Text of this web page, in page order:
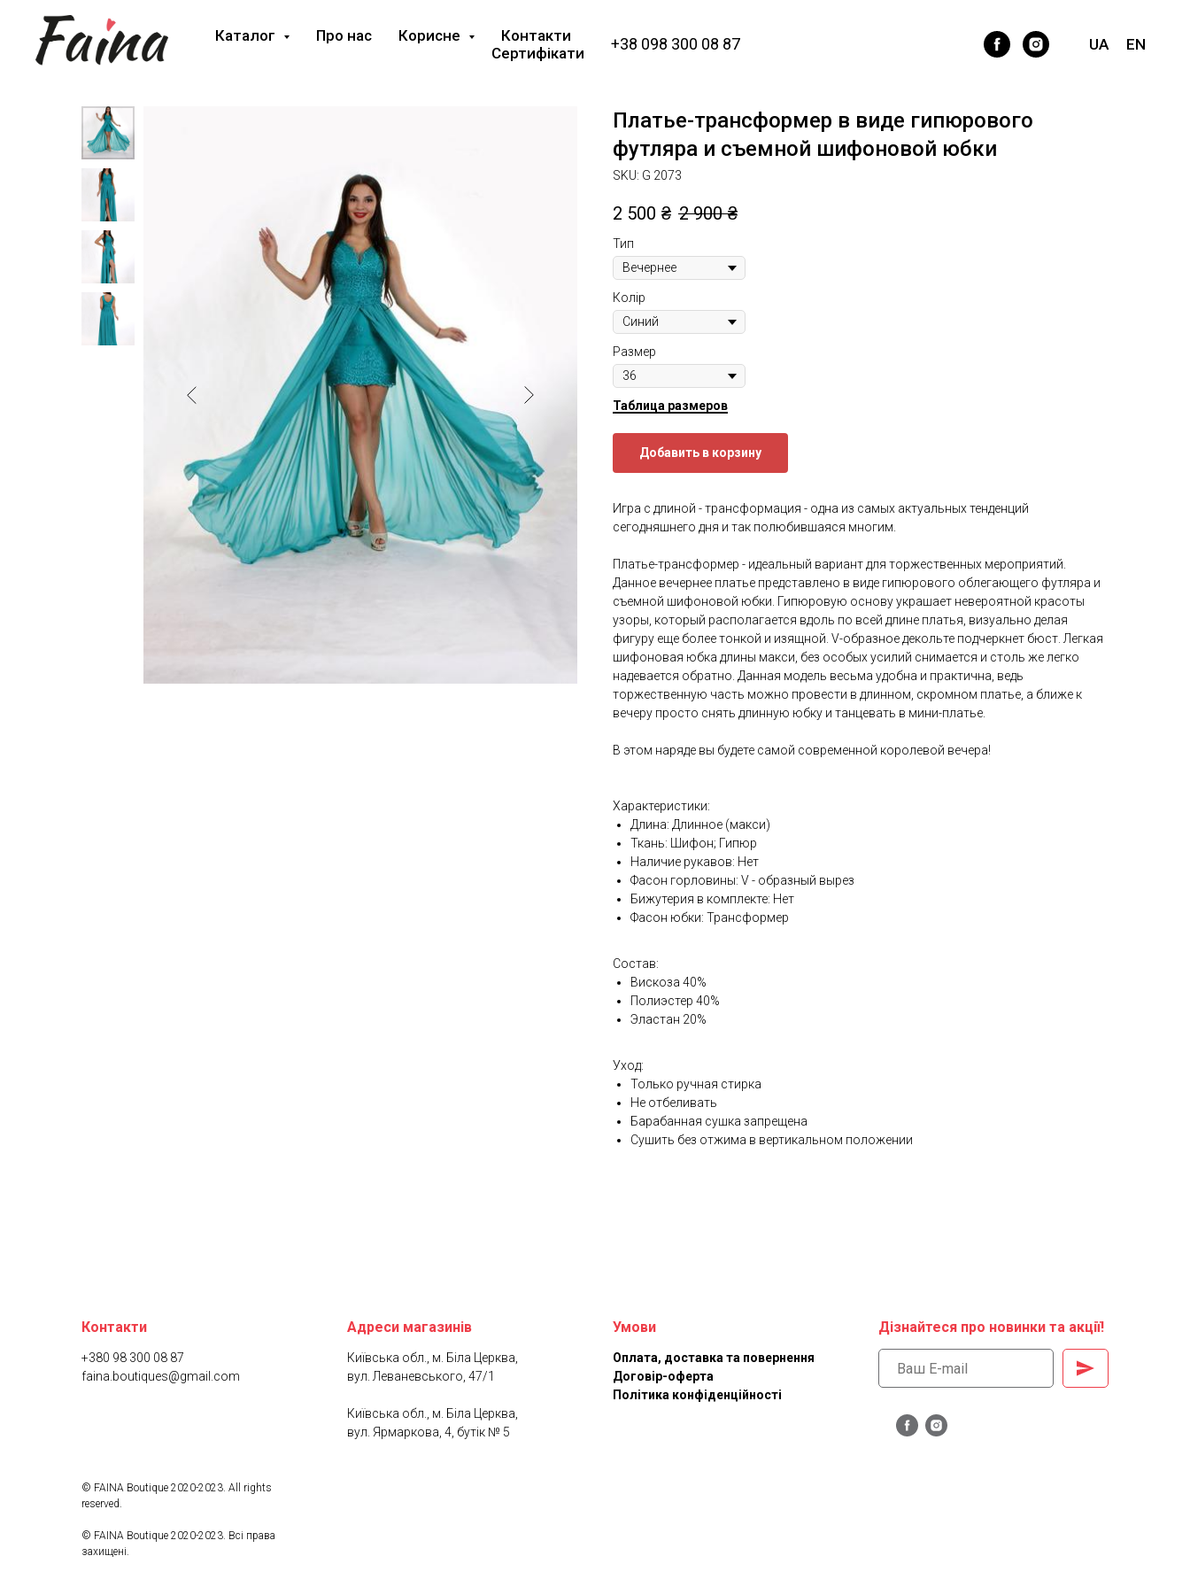
Каталог Про нас Корисне
Контакти
Сертифікати
+38 098 300 08 87 UA EN
Платье-трансформер в виде гипюрового
футляра и съемной шифоновой юбки
SKU: G 2073
2 500 ₴ 2 900 ₴
Тип
Колір
Размер
Таблица размеров
Добавить в корзину
Игра с длиной - трансформация - одна из самых актуальных тенденций
сегодняшнего дня и так полюбившаяся многим.
Платье-трансформер - идеальный вариант для торжественных мероприятий.
Данное вечернее платье представлено в виде гипюрового облегающего футляра и
съемной шифоновой юбки. Гипюровую основу украшает невероятной красоты
узоры, который располагается вдоль по всей длине платья, визуально делая
фигуру еще более тонкой и изящной. V-образное декольте подчеркнет бюст. Легкая
шифоновая юбка длины макси, без особых усилий снимается и столь же легко
надевается обратно. Данная модель весьма удобна и практична, ведь
торжественную часть можно провести в длинном, скромном платье, а ближе к
вечеру просто снять длинную юбку и танцевать в мини-платье.
В этом наряде вы будете самой современной королевой вечера!
Характеристики:
Длина: Длинное (макси)
Ткань: Шифон; Гипюр
Наличие рукавов: Нет
Фасон горловины: V - образный вырез
Бижутерия в комплекте: Нет
Фасон юбки: Трансформер
Состав:
Вискоза 40%
Полиэстер 40%
Эластан 20%
Уход:
Только ручная стирка
Не отбеливать
Барабанная сушка запрещена
Сушить без отжима в вертикальном положении
Контакти
+380 98 300 08 87
faina.boutiques@gmail.com
Адреси магазинів
Київська обл., м. Біла Церква,
вул. Леваневського, 47/1
Київська обл., м. Біла Церква,
вул. Ярмаркова, 4, бутік № 5
Умови
Оплата, доставка та повернення
Договір-оферта
Політика конфіденційності
Дізнайтеся про новинки та акції!
© FAINA Boutique 2020-2023. All rights
reserved.
© FAINA Boutique 2020-2023. Всі права
захищені.